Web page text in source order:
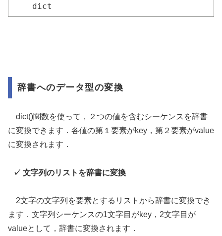
dict
辞書へのデータ型の変換
dict()関数を使って，２つの値を含むシーケンスを辞書
に変換できます．各値の第１要素がkey，第２要素がvalue
に変換されます．
文字列のリストを辞書に変換
2文字の文字列を要素とするリストから辞書に変換でき
ます．文字列シーケンスの1文字目がkey，2文字目が
valueとして，辞書に変換されます．